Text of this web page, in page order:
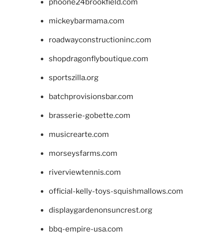
phoone24brookfield.com
mickeybarmama.com
roadwayconstructioninc.com
shopdragonflyboutique.com
sportszilla.org
batchprovisionsbar.com
brasserie-gobette.com
musicrearte.com
morseysfarms.com
riverviewtennis.com
official-kelly-toys-squishmallows.com
displaygardenonsuncrest.org
bbq-empire-usa.com